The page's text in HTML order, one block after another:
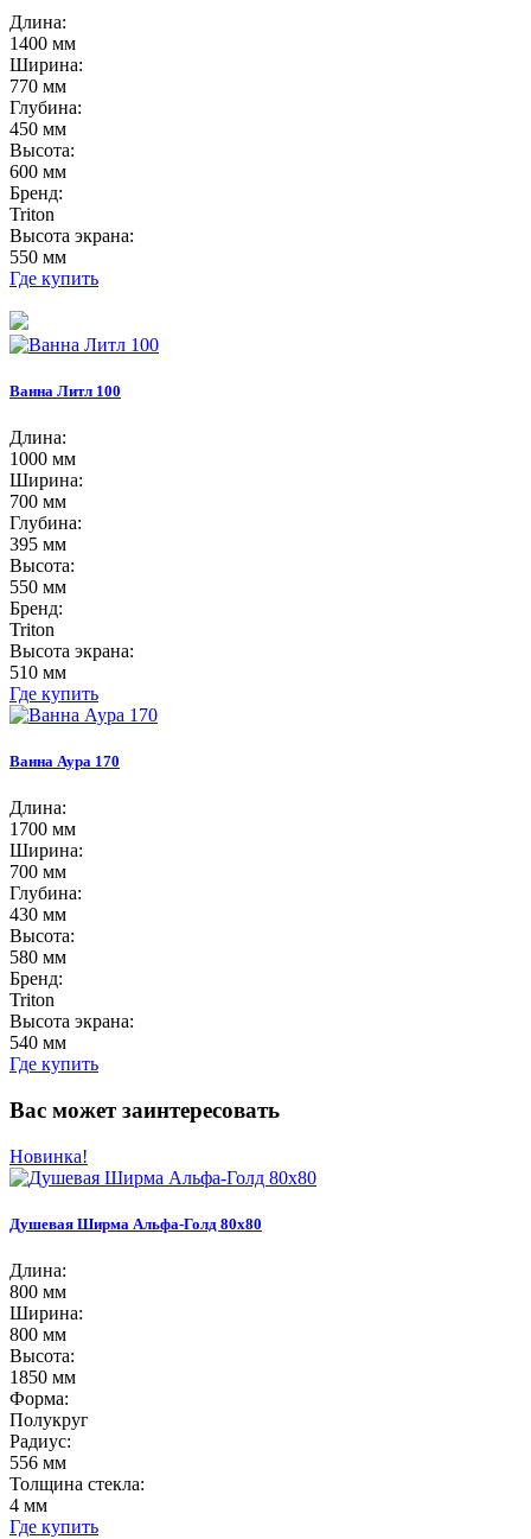
Длина:
1400 мм
Ширина:
770 мм
Глубина:
450 мм
Высота:
600 мм
Бренд:
Triton
Высота экрана:
550 мм
Где купить
Ванна Литл 100
Длина:
1000 мм
Ширина:
700 мм
Глубина:
395 мм
Высота:
550 мм
Бренд:
Triton
Высота экрана:
510 мм
Где купить
Ванна Аура 170
Длина:
1700 мм
Ширина:
700 мм
Глубина:
430 мм
Высота:
580 мм
Бренд:
Triton
Высота экрана:
540 мм
Где купить
Вас может заинтересовать
Новинка!
Душевая Ширма Альфа-Голд 80х80
Длина:
800 мм
Ширина:
800 мм
Высота:
1850 мм
Форма:
Полукруг
Радиус:
556 мм
Толщина стекла:
4 мм
Где купить